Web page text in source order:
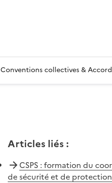
Conventions collectives &
Articles liés:
CSPS : formation du
de sécurité et de